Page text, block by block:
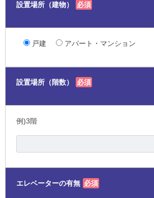
設置場所（建物） 必須
戸建 アパート・マンション
設置場所（階数） 必須
例)3階
エレベーターの有無 必須